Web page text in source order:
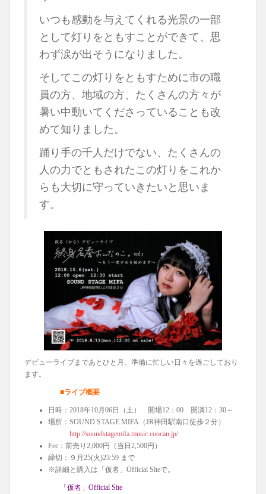
いつも感動を与えてくれる光景の一部
として灯りをともすことができて、思
わず涙が出そうになりました。
そしてこの灯りをともすために市の職
員の方、地域の方、たくさんの方々が
暑い中動いてくださっていることも改
めて知りました。
踊り手の千人だけでない、たくさんの
人の力でともされたこの灯りをこれか
らも大切に守っていきたいと思いま
す。
デビューライブまであとひと月。準備に忙しい日々を過ごしており
ます。
■ライブ概要
日時：2018年10月06日（土） 開場12：00 開演12：30～
場所：SOUND STAGE MIFA（JR神田駅南口徒歩２分）
http://soundstagemifa.music.coocan.jp/
Fee：前売り2,000円（当日2,500円）
締切：９月25(火)23:59 まで
※詳細と購入は「仮名」Official Siteで。
「仮名」Official Site